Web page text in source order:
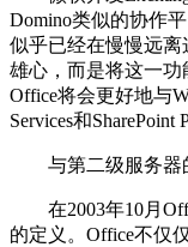
Domino类似的协作
似乎已经在慢慢远
雄心，而是将这一功
Office将会更好地与
Services和SharePoint
与第二级服务器
在2003年10月
的定义。Office不仅